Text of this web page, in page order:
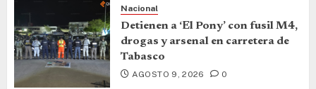
Nacional
Detienen a ‘El Pony’ con fusil M4,
drogas y arsenal en carretera de
Tabasco
AGOSTO 9, 2026 0